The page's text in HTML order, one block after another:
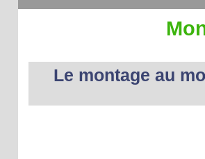
Le montage au